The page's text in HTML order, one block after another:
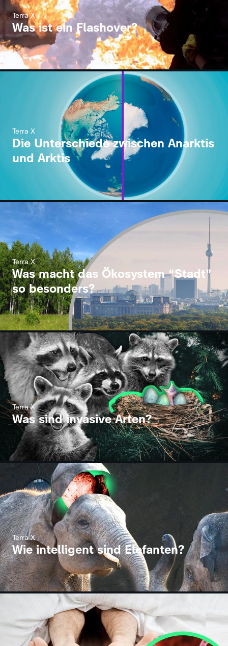
Terra X
Was ist ein Flashover?
Terra X
Die Unterschiede zwischen Anarktis
und Arktis
Terra X
Was macht das Ökosystem “Stadt”
so besonders?
Terra X
Was sind invasive Arten?
Terra X
Wie intelligent sind Elefanten?